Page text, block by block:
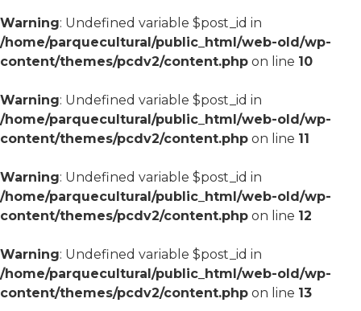
Warning: Undefined variable $post_id in
/home/parquecultural/public_html/web-old/wp-
content/themes/pcdv2/content.php on line 10
Warning: Undefined variable $post_id in
/home/parquecultural/public_html/web-old/wp-
content/themes/pcdv2/content.php on line 11
Warning: Undefined variable $post_id in
/home/parquecultural/public_html/web-old/wp-
content/themes/pcdv2/content.php on line 12
Warning: Undefined variable $post_id in
/home/parquecultural/public_html/web-old/wp-
content/themes/pcdv2/content.php on line 13